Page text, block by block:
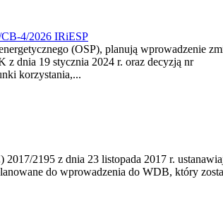
4/2026 IRiESP
(OSP), planują wprowadzenie
z dnia 19 stycznia 2024 r. oraz decyzją nr
korzystania,...
2195 z dnia 23‍ listopada 2017 r.
do wprowadzenia do WDB, który